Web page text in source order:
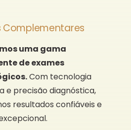
Complementares
uma gama
de exames
Com tecnologia
e precisão diagnóstica,
resultados confiáveis e